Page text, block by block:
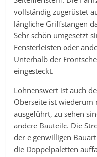
vollständig zugerüstet
längliche Griffstangen
Sehr schön umgesetzt
Fensterleisten oder
Unterhalb der
eingesteckt.
Lohnenswert ist auch
Oberseite ist wiederum
ausgeführt, zu sehen
andere Bauteile. Die
der eigenwilligen
die Doppelpaletten